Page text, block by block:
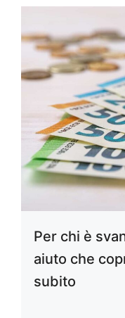
Per chi è
aiuto che
subito